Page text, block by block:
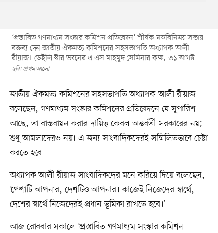
‘প্রস্তাবিত গণমাধ্যম সংস্কার কমিশন প্রতিবেদন’ শীর্ষক মতবিনিময় সভায়
বক্তব্য দেন জাতীয় ঐকমত্য কমিশনের সহসভাপতি অধ্যাপক আলী
রীয়াজ। ডেইলি স্টার ভবনের এ এস মাহমুদ সেমিনার কক্ষ, ৩১ আগস্ট
ছবি: প্রথম আলো
জাতীয় ঐকমত্য কমিশনের সহসভাপতি অধ্যাপক আলী রীয়াজ
বলেছেন, গণমাধ্যম সংস্কার কমিশনের প্রতিবেদনে যে সুপারিশ
আছে, তা বাস্তবায়ন করার দায়িত্ব কেবল অন্তর্বর্তী সরকারের নয়;
শুধু আমলাদেরও নয়। এ জন্য সাংবাদিকদেরই সম্মিলিতভাবে চেষ্টা
করতে হবে।
অধ্যাপক আলী রীয়াজ সাংবাদিকদের মনে করিয়ে দিয়ে বলেছেন,
‘পেশাটি আপনার, দেশটিও আপনার। কাজেই নিজেদের স্বার্থে,
দেশের স্বার্থে নিজেদেরই প্রধান ভূমিকা রাখতে হবে।’
আজ রোববার সকালে ‘প্রস্তাবিত গণমাধ্যম সংস্কার কমিশন